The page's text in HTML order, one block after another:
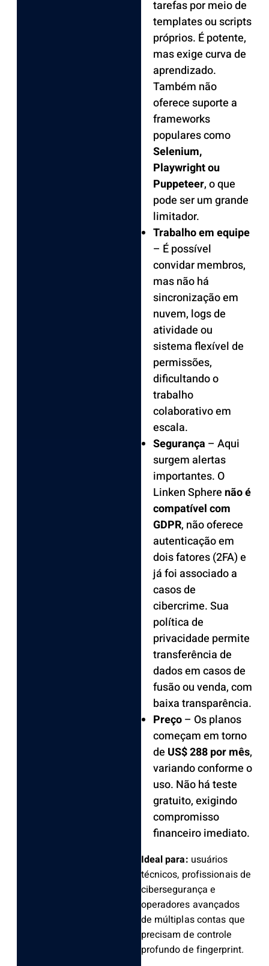
tarefas por meio de
templates ou scripts
próprios. É potente,
mas exige curva de
aprendizado.
Também não
oferece suporte a
frameworks
populares como
Selenium,
Playwright ou
Puppeteer, o que
pode ser um grande
limitador.
Trabalho em equipe
– É possível
convidar membros,
mas não há
sincronização em
nuvem, logs de
atividade ou
sistema flexível de
permissões,
dificultando o
trabalho
colaborativo em
escala.
Segurança – Aqui
surgem alertas
importantes. O
Linken Sphere não é
compatível com
GDPR, não oferece
autenticação em
dois fatores (2FA) e
já foi associado a
casos de
cibercrime. Sua
política de
privacidade permite
transferência de
dados em casos de
fusão ou venda, com
baixa transparência.
Preço– Os planos
começam em torno
de US$ 288 por mês,
variando conforme o
uso. Não há teste
gratuito, exigindo
compromisso
financeiro imediato.
Ideal para: usuários
técnicos, profissionais de
cibersegurança e
operadores avançados
de múltiplas contas que
precisam de controle
profundo de fingerprint.